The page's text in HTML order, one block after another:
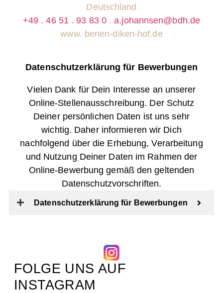
Deutschland
+49 . 46 51 . 93 83 0.a.johannsen@bdh.de
www. benen-diken-hof.de
Datenschutzerklärung für Bewerbungen
Vielen Dank für Dein Interesse an unserer
Online-Stellenausschreibung. Der Schutz
Deiner persönlichen Daten ist uns sehr
wichtig. Daher informieren wir Dich
nachfolgend über die Erhebung, Verarbeitung
und Nutzung Deiner Daten im Rahmen der
Online-Bewerbung gemäß den geltenden
Datenschutzvorschriften.
Datenschutzerklärung für Bewerbungen
FOLGE UNS AUF
INSTAGRAM